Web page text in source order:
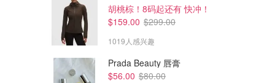
胡桃棕！8码起还有 快冲！
$159.00 $299.00
1019人感兴趣
Prada Beauty 唇膏
$56.00 $80.00